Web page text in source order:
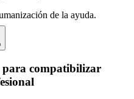
de la ayuda.
para compatibilizar